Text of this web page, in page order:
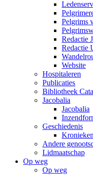
Pelgrims
Redactie
Redactie
Website
Hospitaleren
Publicaties
Bibliotheek
Jacobalia
Jacobalia
Geschiedenis
Kronieken
Andere
Lidmaatschap
Op weg
Op weg